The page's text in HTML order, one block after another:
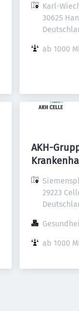
Karl-
30625
ab 1000
AKH-
29223
ab 1000